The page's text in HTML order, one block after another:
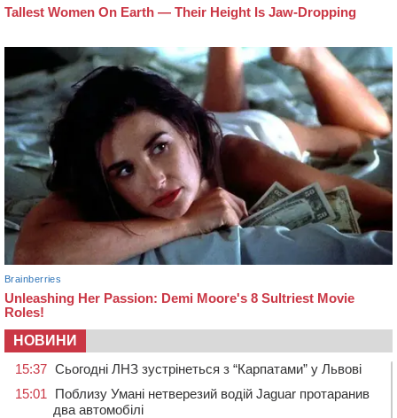
НОВИНИ
15:37 Сьогодні ЛНЗ зустрінеться з “Карпатами” у Львові
15:01
Поблизу Умані нетверезий водій Jaguar протаранив
два автомобілі